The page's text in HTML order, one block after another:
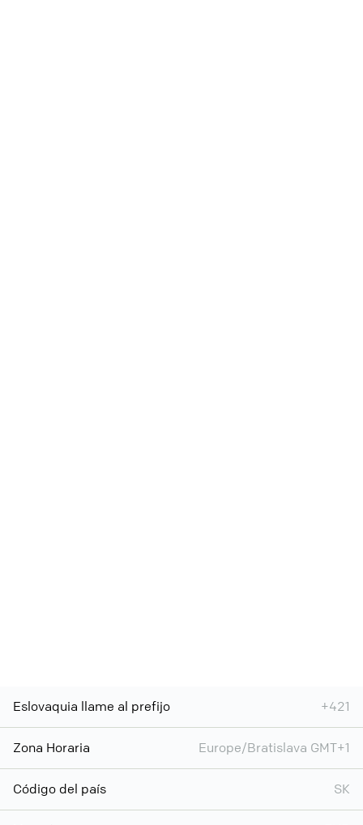
Eslovaquia llame al prefijo +421
Zona Horaria Europe/Bratislava GMT+1
Código del país SK